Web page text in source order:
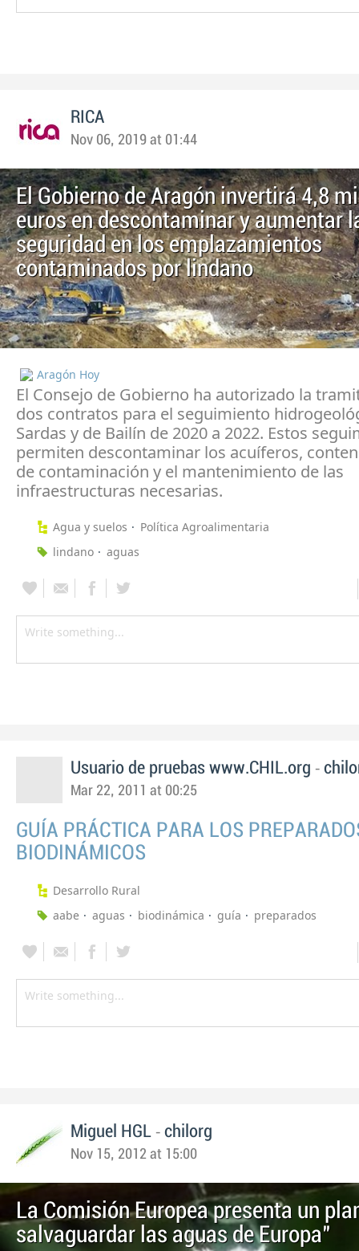
RICA
Nov 06, 2019 at 01:44
El Gobierno de Aragón invertirá 4,8
euros en descontaminar y aumentar
seguridad en los emplazamientos
contaminados por lindano
Aragón Hoy
El Consejo de Gobierno ha autorizado la
dos contratos para el seguimiento
Sardas y de Bailín de 2020 a 2022. Estos
permiten descontaminar los acuíferos,
de contaminación y el mantenimiento de las
infraestructuras necesarias.
Agua y suelos
Política Agroalimentaria
lindano
aguas
Usuario de pruebas www.CHIL.org -
Mar 22, 2011 at 00:25
GUÍA PRÁCTICA PARA LOS
BIODINÁMICOS
Desarrollo Rural
aabe
aguas biodinámica guía preparados
Miguel HGL - chilorg
Nov 15, 2012 at 15:00
La Comisión Europea presenta un
salvaguardar las aguas de Europa"